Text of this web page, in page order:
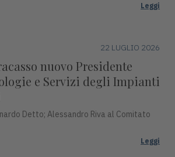
Leggi
22 LUGLIO 2026
nuovo Presidente
e Servizi degli Impianti
Detto; Alessandro Riva al Comitato
Leggi